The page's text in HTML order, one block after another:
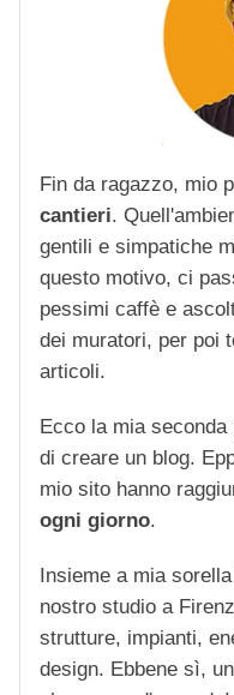
Fin da ragazzo, mio
cantieri.
gentili e simpatiche
questo motivo, ci
pessimi caffè e
dei muratori, per poi
articoli.
Ecco la mia
di creare un blog.
mio sito hanno
ogni giorno.
Insieme a mia sorella
nostro studio a
strutture, impianti,
design. Ebbene sì, un